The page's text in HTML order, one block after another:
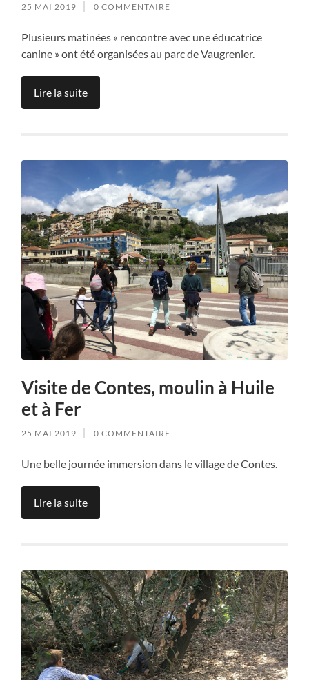
25 MAI 2019 0 COMMENTAIRE
Plusieurs matinées « rencontre avec une éducatrice
canine » ont été organisées au parc de Vaugrenier.
Lire la suite
Visite de Contes, moulin à Huile
et à Fer
25 MAI 2019 0 COMMENTAIRE
Une belle journée immersion dans le village de Contes.
Lire la suite